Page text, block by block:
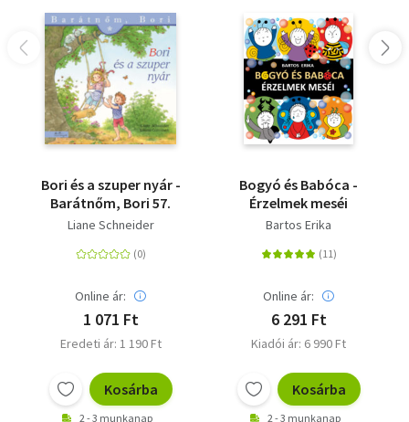
Bori és a szuper nyár -
Barátnőm, Bori 57.
Liane Schneider
Online ár:
1 071 Ft
Eredeti ár: 1 190 Ft
Kosárba
2 - 3 munkanap
Bogyó és Babóca -
Érzelmek meséi
Bartos Erika
Online ár:
6 291 Ft
Kiadói ár: 6 990 Ft
Kosárba
2 - 3 munkanap